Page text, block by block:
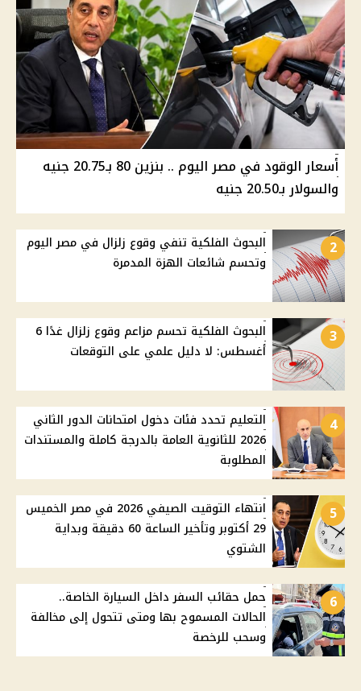
أسعار الوقود في مصر اليوم .. بنزين 80 بـ20.75 جنيه
والسولار بـ20.50 جنيه
2
البحوث الفلكية تنفي وقوع زلزال في مصر اليوم
وتحسم شائعات الهزة المدمرة
3
البحوث الفلكية تحسم مزاعم وقوع زلزال غدًا 6
أغسطس: لا دليل علمي على التوقعات
4
التعليم تحدد فئات دخول امتحانات الدور الثاني
2026 للثانوية العامة بالدرجة كاملة والمستندات
المطلوبة
5
انتهاء التوقيت الصيفي 2026 في مصر الخميس
29 أكتوبر وتأخير الساعة 60 دقيقة وبداية
الشتوي
6
حمل حقائب السفر داخل السيارة الخاصة..
الحالات المسموح بها ومتى تتحول إلى مخالفة
وسحب للرخصة